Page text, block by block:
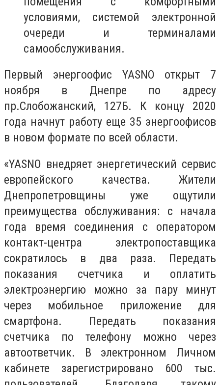
условиями, системой электронной
очереди и терминалами
самообслуживания.
Первый энергоофис YASNO открыт 7
ноября в Днепре по адресу
пр.Слобожанский, 127Б. К концу 2020
года начнут работу еще 35 энергоофисов
в новом формате по всей области.
«YASNO внедряет энергетический сервис
европейского качества. Жители
Днепропетровщины уже ощутили
преимущества обслуживания: с начала
года время соединения с оператором
контакт-центра электропоставщика
сократилось в два раза. Передать
показания счетчика и оплатить
электроэнергию можно за пару минут
через мобильное приложение для
смартфона. Передать показания
счетчика по телефону можно через
автоответчик. В электронном Личном
кабинете зарегистрировано 600 тыс.